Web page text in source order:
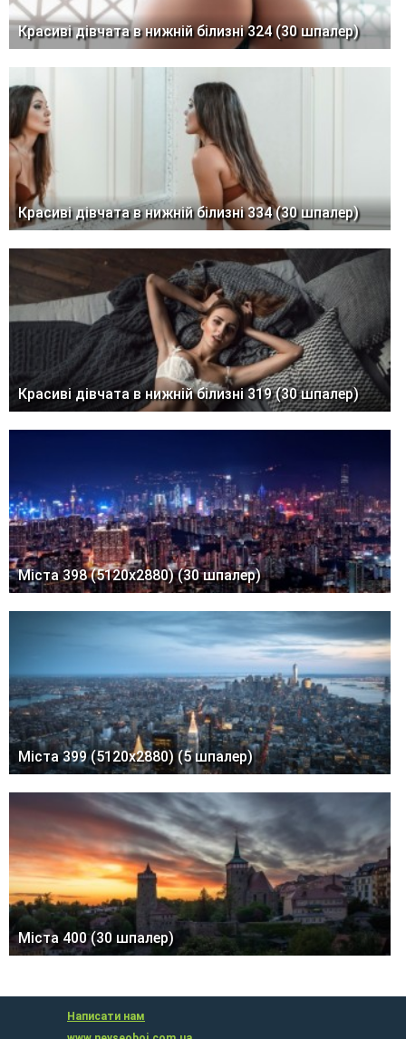
Красиві дівчата в нижній білизні 324 (30 шпалер)
Красиві дівчата в нижній білизні 334 (30 шпалер)
Красиві дівчата в нижній білизні 319 (30 шпалер)
Міста 398 (5120x2880) (30 шпалер)
Міста 399 (5120x2880) (5 шпалер)
Міста 400 (30 шпалер)
Написати нам